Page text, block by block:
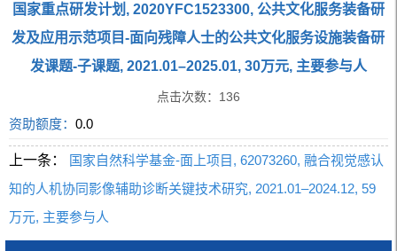
国家重点研发计划, 2020YFC1523300, 公共文化服务装备研
发及应用示范项目-面向残障人士的公共文化服务设施装备研
发课题-子课题, 2021.01–2025.01, 30万元, 主要参与人
点击次数： 136
资助额度：0.0
上一条：
国家自然科学基金-面上项目, 62073260, 融合视觉感认
知的人机协同影像辅助诊断关键技术研究, 2021.01–2024.12, 59
万元, 主要参与人